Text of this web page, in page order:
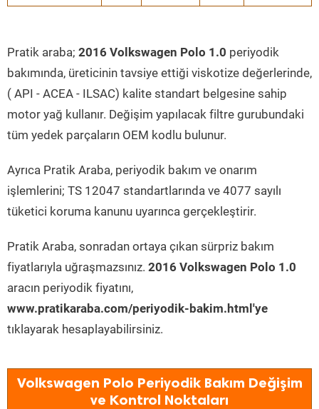
Pratik araba; 2016 Volkswagen Polo 1.0 periyodik
bakımında, üreticinin tavsiye ettiği viskotize değerlerinde,
( API - ACEA - ILSAC) kalite standart belgesine sahip
motor yağ kullanır. Değişim yapılacak filtre gurubundaki
tüm yedek parçaların OEM kodlu bulunur.
Ayrıca Pratik Araba, periyodik bakım ve onarım
işlemlerini; TS 12047 standartlarında ve 4077 sayılı
tüketici koruma kanunu uyarınca gerçekleştirir.
Pratik Araba, sonradan ortaya çıkan sürpriz bakım
fiyatlarıyla uğraşmazsınız. 2016 Volkswagen Polo 1.0
aracın periyodik fiyatını,
www.pratikaraba.com/periyodik-bakim.html'ye
tıklayarak hesaplayabilirsiniz.
Volkswagen Polo Periyodik Bakım Değişim
ve Kontrol Noktaları